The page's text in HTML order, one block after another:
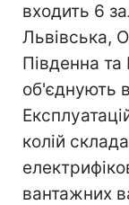
входить 6
Львівська,
Південна та
об'єднують
колій
вантажних